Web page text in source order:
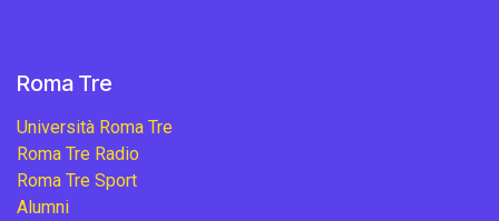
Roma Tre
Università Roma Tre
Roma Tre Radio
Roma Tre Sport
Alumni